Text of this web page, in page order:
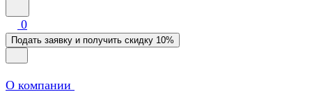
0
Подать заявку и получить скидку 10%
О компании